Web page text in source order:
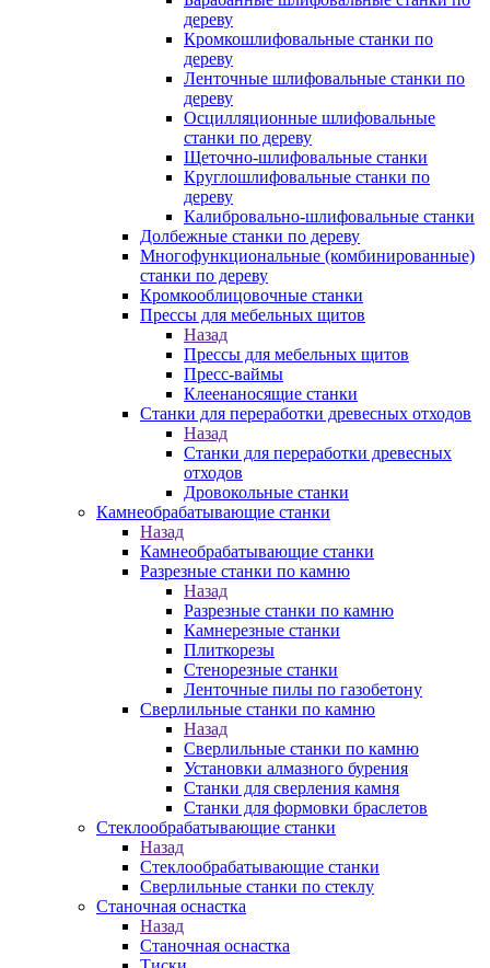
дереву
Кромкошлифовальные станки по
дереву
Ленточные шлифовальные станки по
дереву
Осцилляционные шлифовальные
станки по дереву
Щеточно-шлифовальные станки
Круглошлифовальные станки по
дереву
Калибровально-шлифовальные станки
Долбежные станки по дереву
Многофункциональные (комбинированные)
станки по дереву
Кромкооблицовочные станки
Прессы для мебельных щитов
Назад
Прессы для мебельных щитов
Пресс-ваймы
Клеенаносящие станки
Станки для переработки древесных отходов
Назад
Станки для переработки древесных
отходов
Дровокольные станки
Камнеобрабатывающие станки
Назад
Камнеобрабатывающие станки
Разрезные станки по камню
Назад
Разрезные станки по камню
Камнерезные станки
Плиткорезы
Стенорезные станки
Ленточные пилы по газобетону
Сверлильные станки по камню
Назад
Сверлильные станки по камню
Установки алмазного бурения
Станки для сверления камня
Станки для формовки браслетов
Стеклообрабатывающие станки
Назад
Стеклообрабатывающие станки
Сверлильные станки по стеклу
Станочная оснастка
Назад
Станочная оснастка